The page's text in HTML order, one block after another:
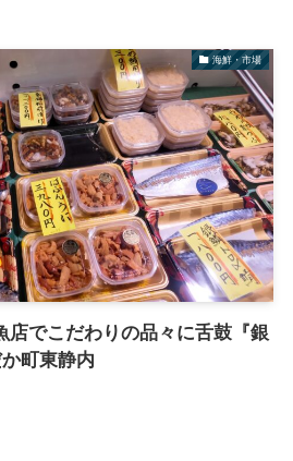
海鮮・市場
店でこだわりの品々に舌鼓『銀
町東静内